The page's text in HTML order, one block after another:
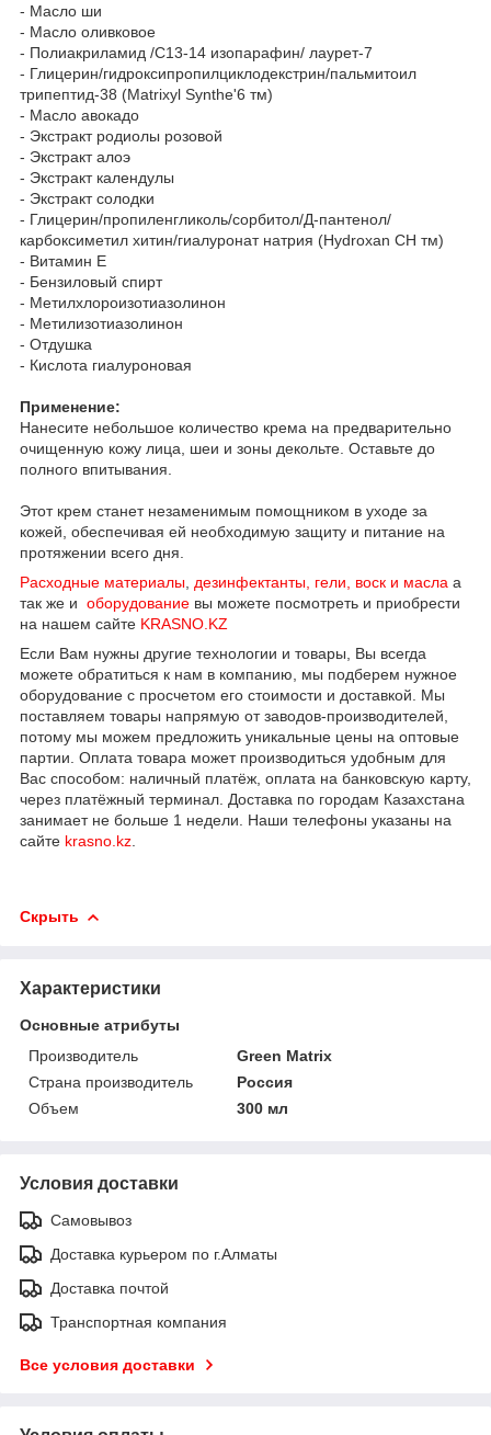
- Масло ши
- Масло оливковое
- Полиакриламид /С13-14 изопарафин/ лаурет-7
- Глицерин/гидроксипропилциклодекстрин/пальмитоил
трипептид-38 (Matrixyl Synthe'6 тм)
- Масло авокадо
- Экстракт родиолы розовой
- Экстракт алоэ
- Экстракт календулы
- Экстракт солодки
- Глицерин/пропиленгликоль/сорбитол/Д-пантенол/
карбоксиметил хитин/гиалуронат натрия (Hydroxan CH тм)
- Витамин Е
- Бензиловый спирт
- Метилхлороизотиазолинон
- Метилизотиазолинон
- Отдушка
- Кислота гиалуроновая
Применение:
Нанесите небольшое количество крема на предварительно
очищенную кожу лица, шеи и зоны декольте. Оставьте до
полного впитывания.
Этот крем станет незаменимым помощником в уходе за
кожей, обеспечивая ей необходимую защиту и питание на
протяжении всего дня.
Расходные материалы дезинфектанты, гели, воск и масла а
так же и оборудование вы можете посмотреть и приобрести
на нашем сайте KRASNO.KZ
Если Вам нужны другие технологии и товары, Вы всегда
можете обратиться к нам в компанию, мы подберем нужное
оборудование с просчетом его стоимости и доставкой. Мы
поставляем товары напрямую от заводов-производителей,
потому мы можем предложить уникальные цены на оптовые
партии. Оплата товара может производиться удобным для
Вас способом: наличный платёж, оплата на банковскую карту,
через платёжный терминал. Доставка по городам Казахстана
занимает не больше 1 недели. Наши телефоны указаны на
сайте krasno.kz
Скрыть
Характеристики
Основные атрибуты
Производитель
Green Matrix
Страна производитель
Россия
Объем
300 мл
Условия доставки
Самовывоз
Доставка курьером по г.Алматы
Доставка почтой
Транспортная компания
Все условия доставки